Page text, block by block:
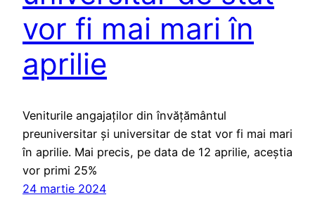
vor fi mai mari în
aprilie
Veniturile angajaților din învățământul
preuniversitar și universitar de stat vor fi mai mari
în aprilie. Mai precis, pe data de 12 aprilie, aceștia
vor primi 25%
24 martie 2024